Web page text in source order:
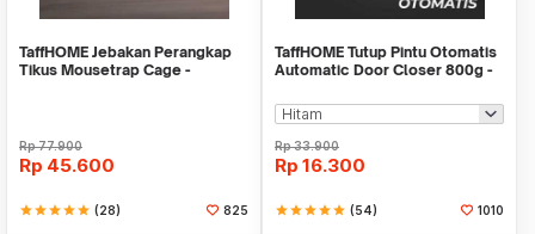
TaffHOME Jebakan Perangkap
Tikus Mousetrap Cage -
Rp77.900
Rp 45.600
starstarstarstarstar (28) 825
TaffHOME Tutup Pintu Otomatis
Automatic Door Closer 800g -
Rp33.900
Rp 16.300
starstarstarstarstar (54) 1010